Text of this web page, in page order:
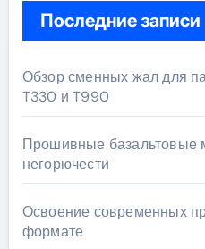
Последние записи
Обзор сменных жал для
T330 и T990
Прошивные базальтовые
негорючести
Освоение современных
формате